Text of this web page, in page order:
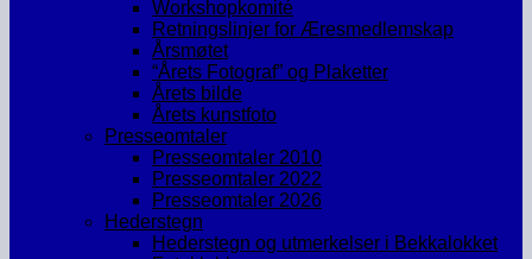
Workshopkomité
Retningslinjer for Æresmedlemskap
Årsmøtet
“Årets Fotograf” og Plaketter
Årets bilde
Årets kunstfoto
Presseomtaler
Presseomtaler 2010
Presseomtaler 2022
Presseomtaler 2026
Hederstegn
Hederstegn og utmerkelser i Bekkalokket